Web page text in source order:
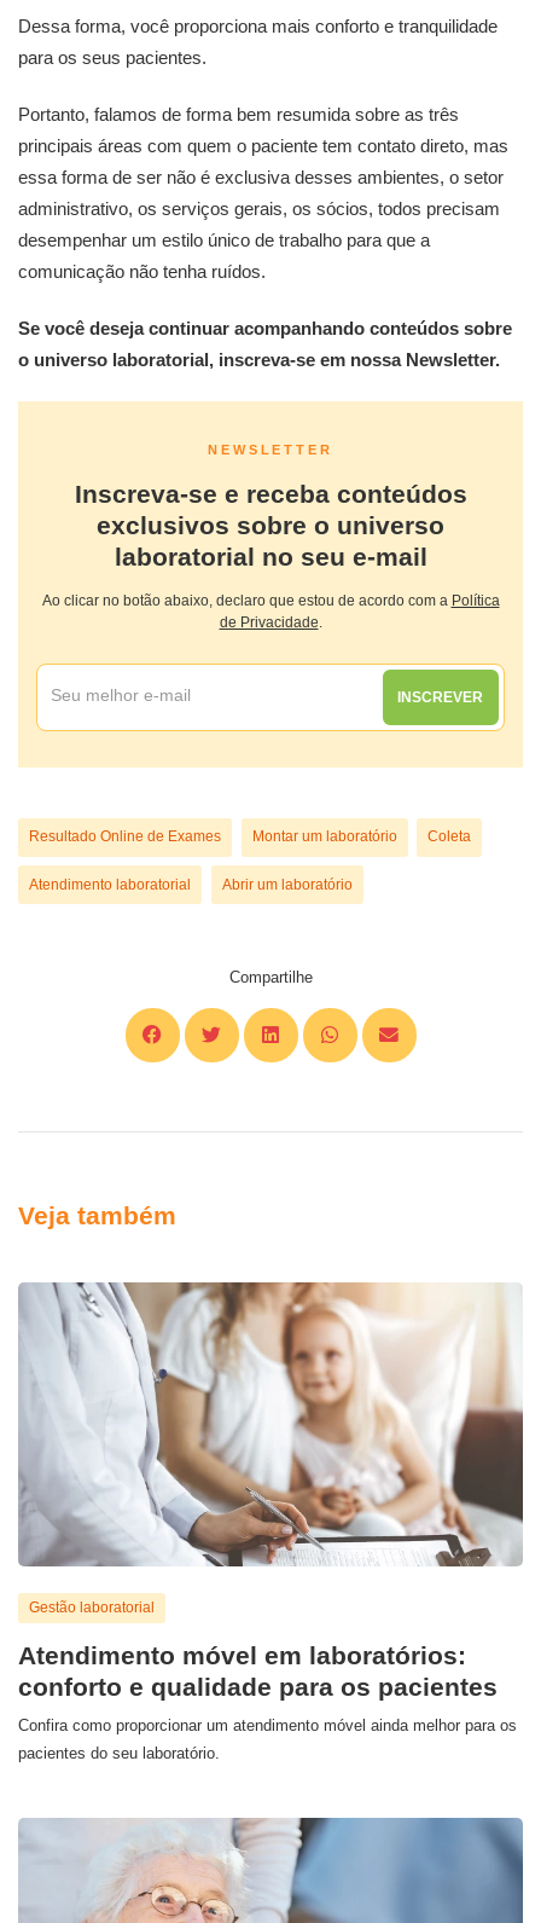
Dessa forma, você proporciona mais conforto e tranquilidade
para os seus pacientes.
Portanto, falamos de forma bem resumida sobre as três
principais áreas com quem o paciente tem contato direto, mas
essa forma de ser não é exclusiva desses ambientes, o setor
administrativo, os serviços gerais, os sócios, todos precisam
desempenhar um estilo único de trabalho para que a
comunicação não tenha ruídos.
Se você deseja continuar acompanhando conteúdos sobre
o universo laboratorial, inscreva-se em nossa Newsletter.
NEWSLETTER
Inscreva-se e receba conteúdos
exclusivos sobre o universo
laboratorial no seu e-mail
Ao clicar no botão abaixo, declaro que estou de acordo com a Política
de Privacidade.
INSCREVER
Resultado Online de Exames Montar um laboratório Coleta
Atendimento laboratorial Abrir um laboratório
Compartilhe
Veja também
Gestão laboratorial
Atendimento móvel em laboratórios:
conforto e qualidade para os pacientes
Confira como proporcionar um atendimento móvel ainda melhor para os
pacientes do seu laboratório.